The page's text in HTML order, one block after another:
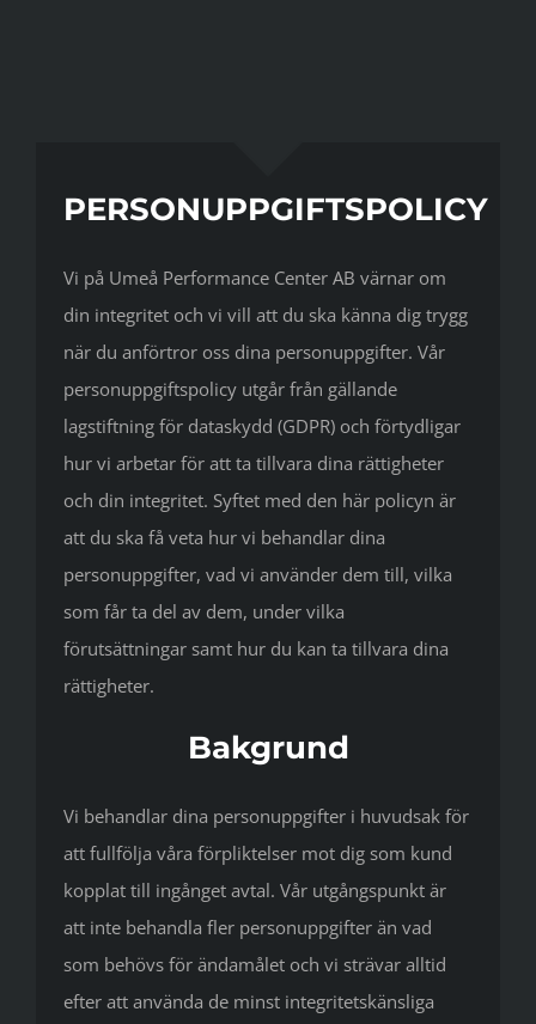
PERSONUPPGIFTSPOLICY
Vi på Umeå Performance Center AB värnar om
din integritet och vi vill att du ska känna dig trygg
när du anförtror oss dina personuppgifter. Vår
personuppgiftspolicy utgår från gällande
lagstiftning för dataskydd (GDPR) och förtydligar
hur vi arbetar för att ta tillvara dina rättigheter
och din integritet. Syftet med den här policyn är
att du ska få veta hur vi behandlar dina
personuppgifter, vad vi använder dem till, vilka
som får ta del av dem, under vilka
förutsättningar samt hur du kan ta tillvara dina
rättigheter.
Bakgrund
Vi behandlar dina personuppgifter i huvudsak för
att fullfölja våra förpliktelser mot dig som kund
kopplat till ingånget avtal. Vår utgångspunkt är
att inte behandla fler personuppgifter än vad
som behövs för ändamålet och vi strävar alltid
efter att använda de minst integritetskänsliga